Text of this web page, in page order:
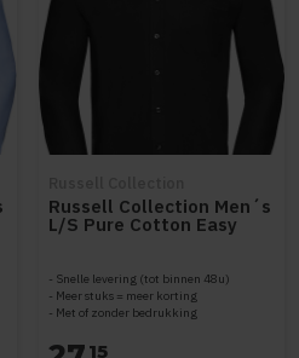
Russell Collection Men´s
L/S Pure Cotton Easy
Care Poplin Shirt Z936
Snelle levering (tot binnen 48u)
Meer stuks = meer korting
Met of zonder bedrukking
15